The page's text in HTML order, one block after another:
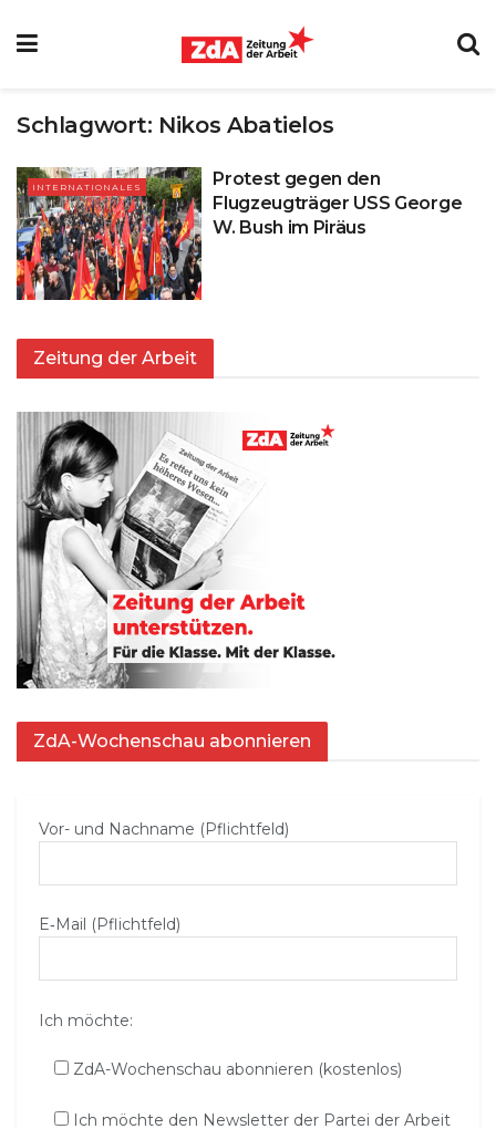
Schlagwort: Nikos Abatielos
INTERNATIONALES
Protest gegen den
Flugzeugträger USS George
W. Bush im Piräus
Zeitung der Arbeit
ZdA-Wochenschau abonnieren
Vor- und Nachname (Pflichtfeld)
E‑Mail (Pflichtfeld)
Ich möchte:
ZdA-Wochenschau abonnieren (kostenlos)
Ich möchte den Newsletter der Partei der Arbeit